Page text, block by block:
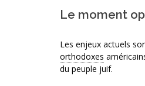
Le moment
Les enjeux actuels
orthodoxes
du peuple juif.